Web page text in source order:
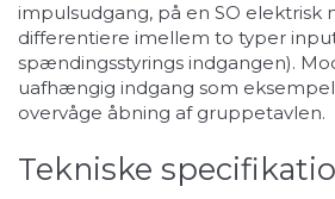
impulsudgang, på en SO elektrisk
differentiere imellem to typer
spændingsstyrings indgangen).
uafhængig indgang som
overvåge åbning af gruppetavlen.
Tekniske